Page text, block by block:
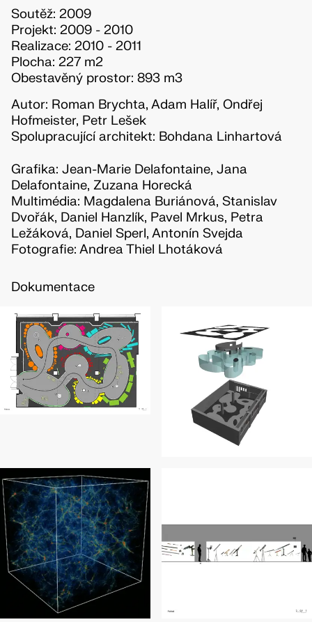
Soutěž: 2009
Projekt: 2009 - 2010
Realizace: 2010 - 2011
Plocha: 227 m2
Obestavěný prostor: 893 m3
Autor: Roman Brychta, Adam Halíř, Ondřej
Hofmeister, Petr Lešek
Spolupracující architekt: Bohdana Linhartová
Grafika: Jean-Marie Delafontaine, Jana
Delafontaine, Zuzana Horecká
Multimédia: Magdalena Buriánová, Stanislav
Dvořák, Daniel Hanzlík, Pavel Mrkus, Petra
Ležáková, Daniel Sperl, Antonín Svejda
Fotografie: Andrea Thiel Lhotáková
Dokumentace